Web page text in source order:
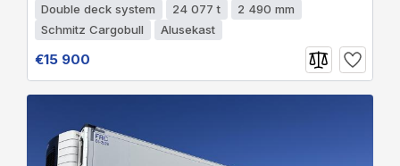
Double deck system
24 077 t
2 490 mm
Schmitz Cargobull
Alusekast
€15 900